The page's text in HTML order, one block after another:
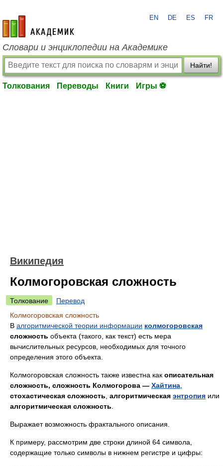
academic.ru
EN DE ES FR
Словари и энциклопедии на Академике
Найти!
Толкования Переводы Книги Игры ⚽
Википедия
Колмогоровская сложность
Толкование
Перевод
Колмогоровская сложность
В алгоритмической теории информации колмогоровская
сложность объекта (такого, как текст) есть мера
вычислительных ресурсов, необходимых для точного
определения этого объекта.
Колмогоровская сложность также известна как описательная
сложность, сложность Колмогорова — Хайтина
стохастическая сложность алгоритмическая энтропия или
алгоритмическая сложность
Выражает возможность фрактального описания.
К примеру, рассмотрим две строки длиной 64 символа,
содержащие только символы в нижнем регистре и цифры: